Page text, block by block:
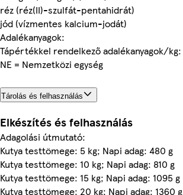
réz (réz(II)-szulfát-pentahidrát)
jód (vízmentes kalcium-jodát)
Adalékanyagok:
Tápértékkel rendelkező adalékanyagok/kg:
NE = Nemzetközi egység
Tárolás és felhasználás
Elkészítés és felhasználás
Adagolási útmutató:
Kutya testtömege: 5 kg; Napi adag: 480 g
Kutya testtömege: 10 kg; Napi adag: 810 g
Kutya testtömege: 15 kg; Napi adag: 1095 g
Kutya testtömege: 20 kg; Napi adag: 1360 g